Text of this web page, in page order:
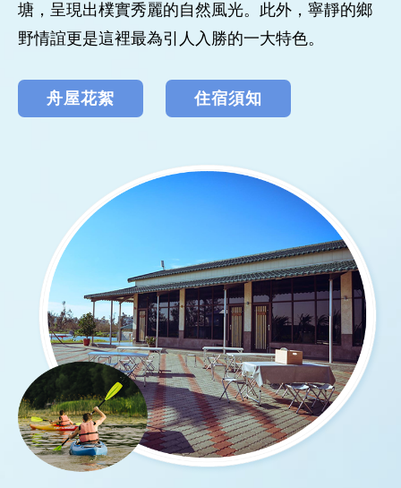
塘，呈現出樸實秀麗的自然風光。此外，寧靜的鄉
野情誼更是這裡最為引人入勝的一大特色。
舟屋花絮 住宿須知